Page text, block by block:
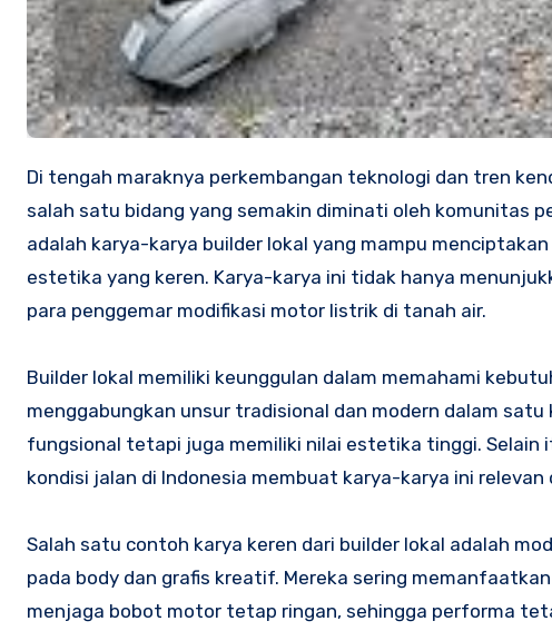
Di tengah maraknya perkembangan teknologi dan tren kendaraan ramah lingkungan, modifikasi motor listrik menjadi
salah satu bidang yang semakin diminati oleh komunitas
adalah karya-karya builder lokal yang mampu
estetika yang keren. Karya-karya ini tidak hanya
para penggemar modifikasi motor listrik di tanah air.
Builder lokal memiliki keunggulan dalam memahami
menggabungkan unsur tradisional dan modern dalam
fungsional tetapi juga memiliki nilai estetika tinggi. Selain
kondisi jalan di Indonesia membuat karya-karya ini
Salah satu contoh karya keren dari builder lokal adalah
pada body dan grafis kreatif. Mereka sering
menjaga bobot motor tetap ringan, sehingga performa